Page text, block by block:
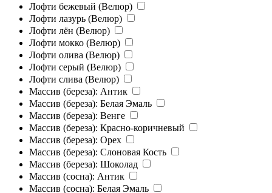
Лофти бежевый (Велюр)
Лофти лазурь (Велюр)
Лофти лён (Велюр)
Лофти мокко (Велюр)
Лофти олива (Велюр)
Лофти серый (Велюр)
Лофти слива (Велюр)
Массив (береза): Антик
Массив (береза): Белая Эмаль
Массив (береза): Венге
Массив (береза): Красно-коричневый
Массив (береза): Орех
Массив (береза): Слоновая Кость
Массив (береза): Шоколад
Массив (сосна): Антик
Массив (сосна): Белая Эмаль